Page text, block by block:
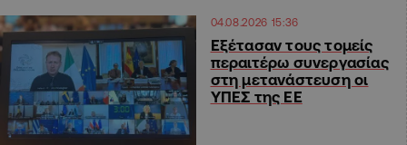
04.08.2026 15:36
Εξέτασαν τους τομείς
περαιτέρω συνεργασίας
στη μετανάστευση οι
ΥΠΕΣ της ΕΕ